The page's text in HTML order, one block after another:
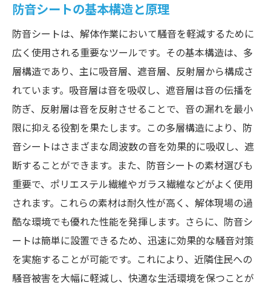
防音シートの基本構造と原理
防音シートは、解体作業において騒音を軽減するために
広く使用される重要なツールです。その基本構造は、多
層構造であり、主に吸音層、遮音層、反射層から構成さ
れています。吸音層は音を吸収し、遮音層は音の伝播を
防ぎ、反射層は音を反射させることで、音の漏れを最小
限に抑える役割を果たします。この多層構造により、防
音シートはさまざまな周波数の音を効果的に吸収し、遮
断することができます。また、防音シートの素材選びも
重要で、ポリエステル繊維やガラス繊維などがよく使用
されます。これらの素材は耐久性が高く、解体現場の過
酷な環境でも優れた性能を発揮します。さらに、防音シ
ートは簡単に設置できるため、迅速に効果的な騒音対策
を実施することが可能です。これにより、近隣住民への
騒音被害を大幅に軽減し、快適な生活環境を保つことが